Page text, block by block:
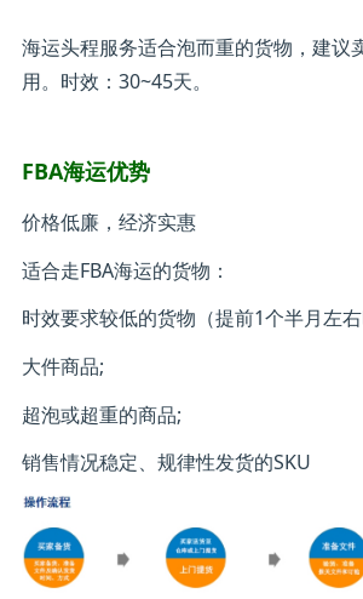
海运头程服务适合泡而重的货物，建议
用。时效：30~45天。
FBA海运优势
价格低廉，经济实惠
适合走FBA海运的货物：
时效要求较低的货物（提前1个半月左
大件商品;
超泡或超重的商品;
销售情况稳定、规律性发货的SKU